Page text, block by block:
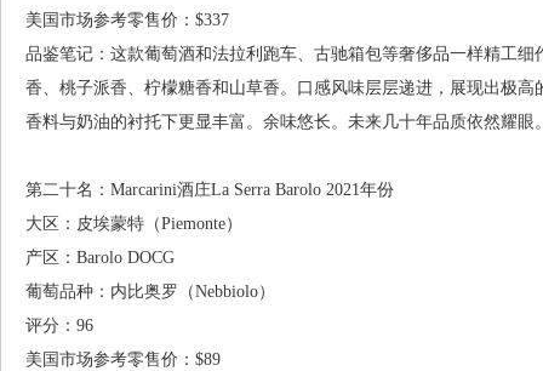
美国市场参考零售价：$337
品鉴笔记：这款葡萄酒和法拉利跑车、古驰箱包等奢侈品一样精工
香、桃子派香、柠檬糖香和山草香。口感风味层层递进，展现出极
香料与奶油的衬托下更显丰富。余味悠长。未来几十年品质依然耀
第二十名：Marcarini酒庄La Serra Barolo 2021年份
大区：皮埃蒙特（Piemonte）
产区：Barolo DOCG
葡萄品种：内比奥罗（Nebbiolo）
评分：96
美国市场参考零售价：$89